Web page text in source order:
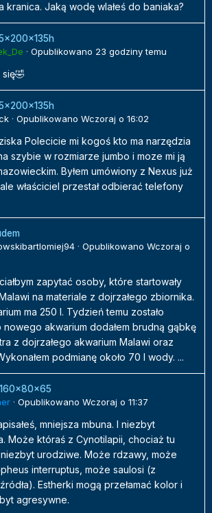
kranica. Jaką wodę wlałeś do baniaka?
· Opublikowano 23 godziny temu
· Opublikowano Wczoraj o 16:02
Polecicie mi kogoś kto ma narzędzia
szybie w rozmiarze jumbo i moze mi ją
Byłem umówiony z Nexus już
właściciel przestał odbierać telefony
· Opublikowano Wczoraj o
zapytać osoby, które startowały
na materiale z dojrzałego zbiornika.
ma 250 l. Tydzień temu zostało
nowego akwarium dodałem brudną gąbkę
z dojrzałego akwarium Malawi oraz
podmianę około 70 l wody. ...
· Opublikowano Wczoraj o 11:37
mniejsza mbuna. I niezbyt
Może któraś z Cynotilapii, chociaż tu
urodziwe. Może rdzawy, może
interruptus, może saulosi (z
Estherki mogą przełamać kolor i
agresywne.